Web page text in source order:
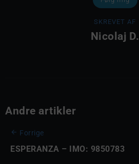
SKREVET AF
Nicolaj D.
Andre artikler
Forrige
ESPERANZA – IMO: 9850783